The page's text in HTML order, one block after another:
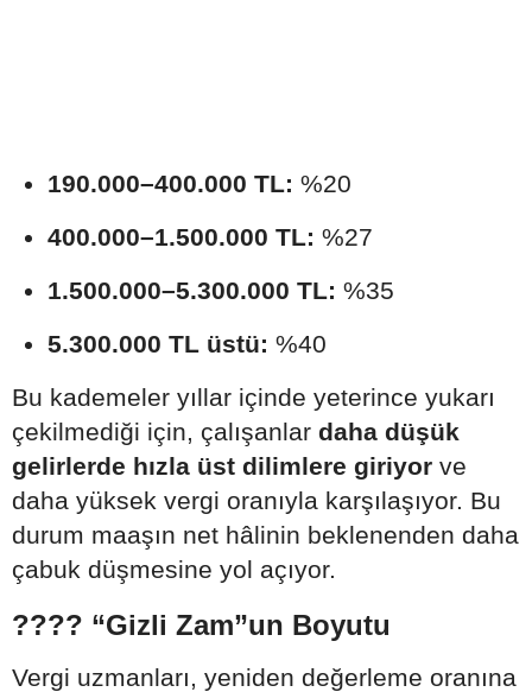
190.000–400.000 TL: %20
400.000–1.500.000 TL: %27
1.500.000–5.300.000 TL: %35
5.300.000 TL üstü: %40
Bu kademeler yıllar içinde yeterince yukarı
çekilmediği için, çalışanlar daha düşük
gelirlerde hızla üst dilimlere giriyor ve
daha yüksek vergi oranıyla karşılaşıyor. Bu
durum maaşın net hâlinin beklenenden daha
çabuk düşmesine yol açıyor.
???? “Gizli Zam”un Boyutu
Vergi uzmanları, yeniden değerleme oranına